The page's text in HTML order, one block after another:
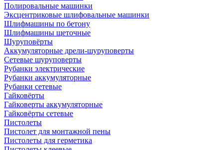
Полировальные машинки
Эксцентриковые шлифовальные машинки
Шлифмашины по бетону
Шлифмашины щеточные
Шуруповёрты
Аккумуляторные дрели-шуруповерты
Сетевые шуруповерты
Рубанки электрические
Рубанки аккумуляторные
Рубанки сетевые
Гайковёрты
Гайковерты аккумуляторные
Гайковёрты сетевые
Пистолеты
Пистолет для монтажной пены
Пистолеты для герметика